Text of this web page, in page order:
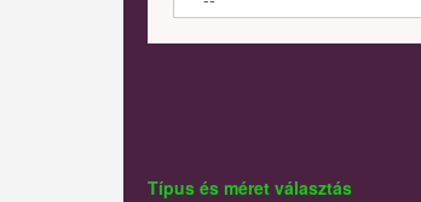
Típus és méret választás